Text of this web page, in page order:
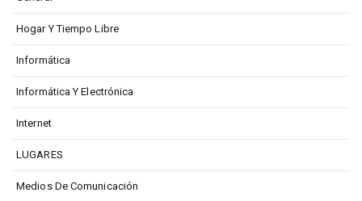
Hogar Y Tiempo Libre
Informática
Informática Y Electrónica
Internet
LUGARES
Medios De Comunicación